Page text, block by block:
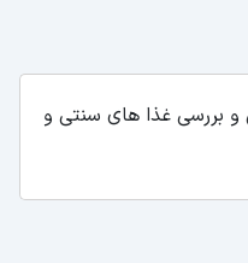
و بررسی غذا های سنتی و